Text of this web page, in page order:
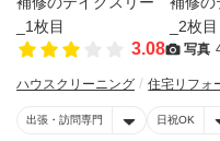
3.08 写真
ハウスクリーニング 住宅リフォ
出張・訪問専門 日祝OK